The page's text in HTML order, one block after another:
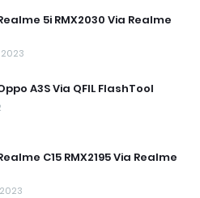
5i RMX2030 Via Realme
2023
A3S Via QFIL FlashTool
C15 RMX2195 Via Realme